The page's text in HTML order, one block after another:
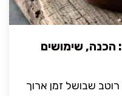
הכנה, שימושים
רוטב שבושל זמן ארוך